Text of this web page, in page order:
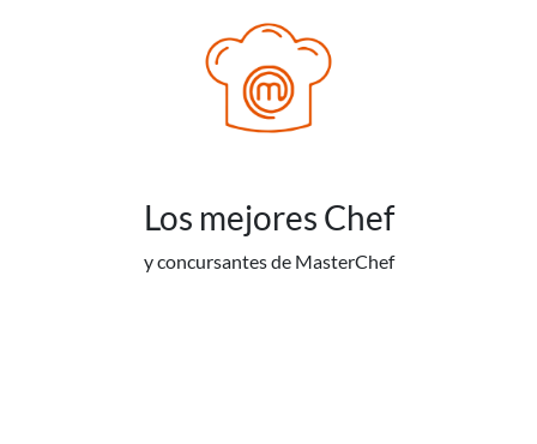
Los mejores Chef
y concursantes de MasterChef